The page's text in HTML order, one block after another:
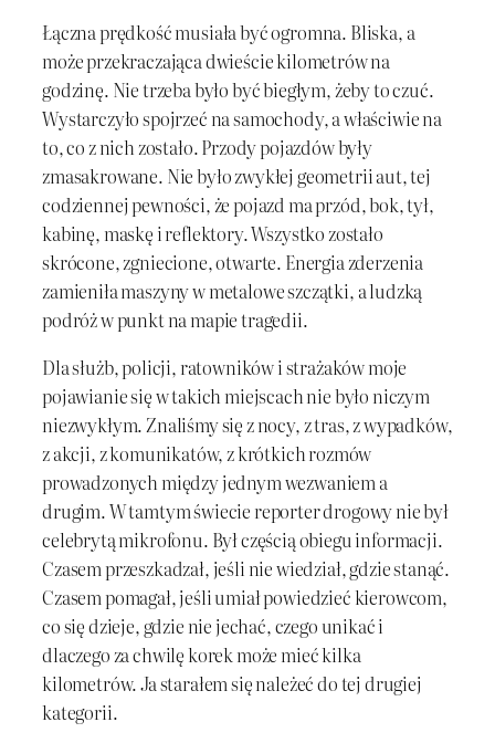
Łączna prędkość musiała być ogromna. Bliska, a
może przekraczająca dwieście kilometrów na
godzinę. Nie trzeba było być biegłym, żeby to czuć.
Wystarczyło spojrzeć na samochody, a właściwie na
to, co z nich zostało. Przody pojazdów były
zmasakrowane. Nie było zwykłej geometrii aut, tej
codziennej pewności, że pojazd ma przód, bok, tył,
kabinę, maskę i reflektory. Wszystko zostało
skrócone, zgniecione, otwarte. Energia zderzenia
zamieniła maszyny w metalowe szczątki, a ludzką
podróż w punkt na mapie tragedii.
Dla służb, policji, ratowników i strażaków moje
pojawianie się w takich miejscach nie było niczym
niezwykłym. Znaliśmy się z nocy, z tras, z wypadków,
z akcji, z komunikatów, z krótkich rozmów
prowadzonych między jednym wezwaniem a
drugim. W tamtym świecie reporter drogowy nie był
celebrytą mikrofonu. Był częścią obiegu informacji.
Czasem przeszkadzał, jeśli nie wiedział, gdzie stanąć.
Czasem pomagał, jeśli umiał powiedzieć kierowcom,
co się dzieje, gdzie nie jechać, czego unikać i
dlaczego za chwilę korek może mieć kilka
kilometrów. Ja starałem się należeć do tej drugiej
kategorii.